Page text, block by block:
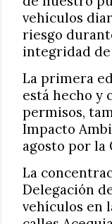
vehículos
riesgo
integridad de
La primera
está hecho y
permisos,
Impacto
agosto por la
La
Delegación
vehículos en